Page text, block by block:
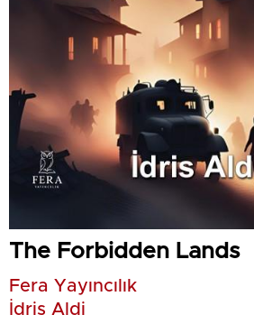
The Forbidden Lands
Fera Yayıncılık
İdris Aldi